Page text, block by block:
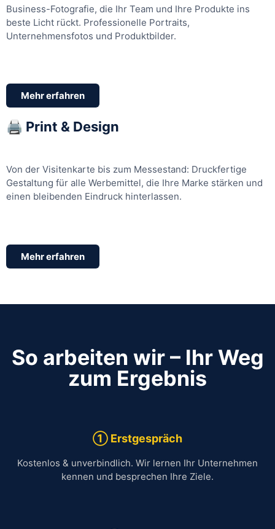
Business-Fotografie, die Ihr Team und Ihre Produkte ins
beste Licht rückt. Professionelle Portraits,
Unternehmensfotos und Produktbilder.
Mehr erfahren
🖨️ Print & Design
Von der Visitenkarte bis zum Messestand: Druckfertige
Gestaltung für alle Werbemittel, die Ihre Marke stärken und
einen bleibenden Eindruck hinterlassen.
Mehr erfahren
So arbeiten wir – Ihr Weg
zum Ergebnis
① Erstgespräch
Kostenlos & unverbindlich. Wir lernen Ihr Unternehmen
kennen und besprechen Ihre Ziele.